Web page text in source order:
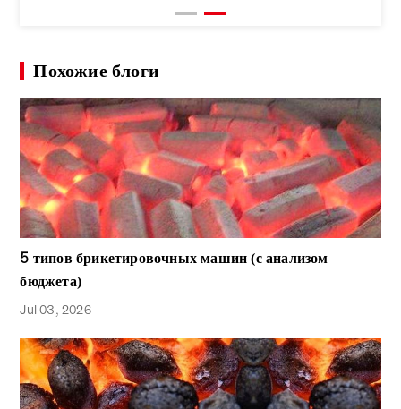
Похожие блоги
5 типов брикетировочных машин (с анализом
бюджета)
Jul 03, 2026